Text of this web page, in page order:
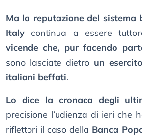
Ma la reputazione del sistema
Italy continua a essere
vicende che, pur facendo
sono lasciate dietro un
italiani beffati.
Lo dice la cronaca degli
precisione l’udienza di ieri che
riflettori il caso della Banca